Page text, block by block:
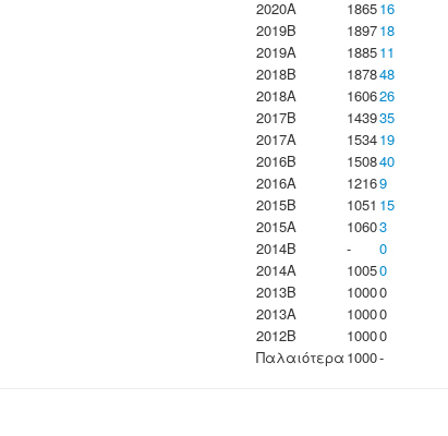
2020A
186516
2019B
189718
2019A
188511
2018B
187848
2018A
160626
2017B
143935
2017A
153419
2016B
150840
2016A
12169
2015B
1051 15
2015A
10603
2014B
-
0
2014A
10050
2013B
10000
2013A
10000
2012B
10000
Παλαιότερα 1000-